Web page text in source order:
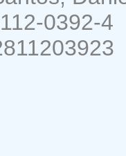
0392-4